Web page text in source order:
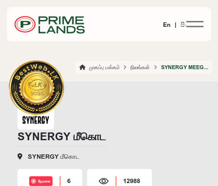
En | සිං
முகப்பு பக்கம் நிலங்கள் SYNERGY MEEGODA
SYNERGY மீகொட
SYNERGY மீகொட
நேரலை 6 12988